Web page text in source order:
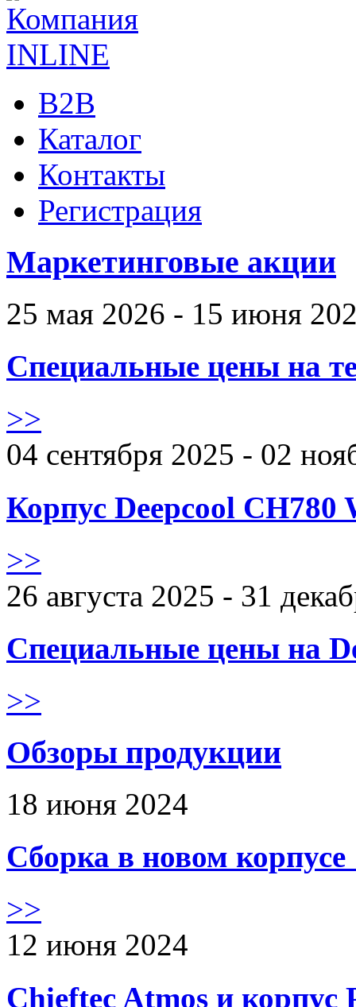
B2B
Каталог
Контакты
Регистрация
Маркетинговые акции
25 мая 2026 - 15 июня
Специальные цены на
>>
04 сентября 2025 - 02
Корпус Deepcool CH780
>>
26 августа 2025 - 31
Специальные цены на
>>
Обзоры продукции
18 июня 2024
Сборка в новом
>>
12 июня 2024
Chieftec Atmos и корпус